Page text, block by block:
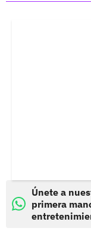
Únete a
primera